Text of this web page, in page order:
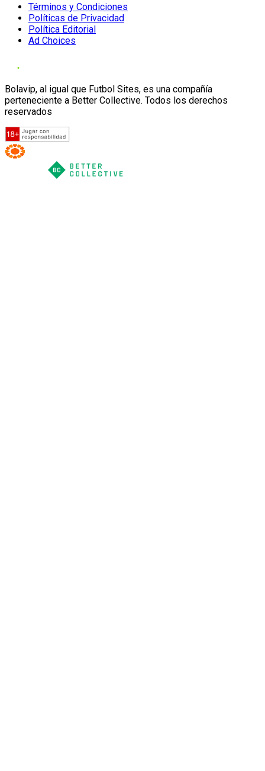
Términos y Condiciones
Políticas de Privacidad
Política Editorial
Ad Choices
Bolavip, al igual que Futbol Sites, es una compañía
perteneciente a Better Collective. Todos los derechos
reservados